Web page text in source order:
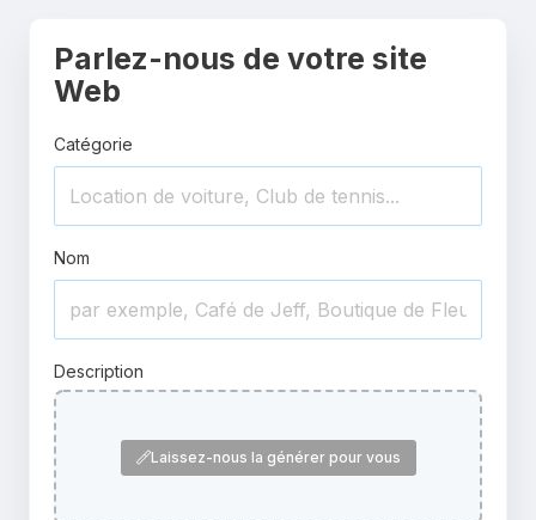
Parlez-nous de votre site
Web
Catégorie
Nom
Description
Laissez-nous la générer pour vous